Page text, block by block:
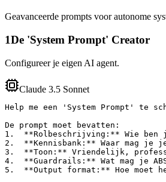
Geavanceerde prompts voor autonome
1De 'System Prompt' Creator
Configureer je eigen AI agent.
Claude 3.5 Sonnet
Help me een 'System Prompt' te
De prompt moet bevatten:
1.  **Rolbeschrijving:** Wie ben
2.  **Kennisbank:** Waar mag je
3.  **Toon:** Vriendelijk,
4.  **Guardrails:** Wat mag je
5.  **Output format:** Hoe moet